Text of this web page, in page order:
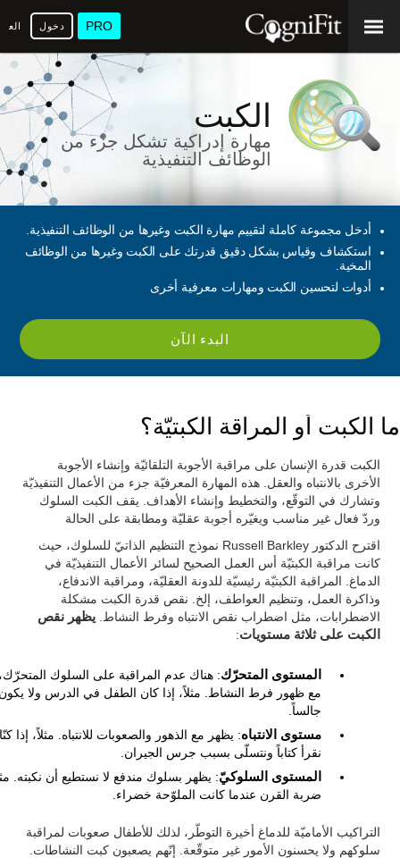
PRO دخول
الكبت
مهارة إدراكية تشكل جزء من
الوظائف التنفيذية
أدخل مجموعة كاملة لتقييم مهارة الكبت وغيرها من الوظائف التنفيذية.
استكشاف وقياس بشكل دقيق قدرتك على الكبت وغيرها من الوظائف
المخية.
أدوات لتحسين الكبت ومهارات معرفية أخرى
البدء الآن
ما الكبت أو المراقة الكبتيّة؟
الكبت قدرة الإنسان على مراقبة الأجوبة التلقائيّة وإنشاء الأجوبة
الأخرى بالانتباه والعقل. هذه المهارة المعرفيّة جزء من الأعمال التنفيذيّة
وتشارك في التوقّع، والتخطيط وإنشاء الأهداف. يقف الكبت السلوك
وردّ فعال غير مناسب ويغيّره أجوبة عقليّة ومطابقة على الحالة
اقترح الدكتور Russell Barkley نموذج التنظيم الذاتيّ للسلوك، حيث
كانت مراقبة الكبتيّة أس العمل الصحيح لسائر الأعمال التنفيذيّة في
الدماغ. المراقبة الكبتيّة رئيسيّة للدونة العقليّة، ومراقبة الاندفاع،
وذاكرة العمل، وتنظيم العواطف، إلخ. نقص قدرة الكبت مشكلة
الاضطرابات، مثل اضطراب نقص الانتباه وفرط النشاط.يظهر نقص
الكبت على ثلاثة مستويات:
المستوى المتحرّك: هناك عدم المراقبة على السلوك
مع ظهور فرط النشاط. مثلاً، إذا كان الطفل في الدرس ولا
جالساً.
مستوى الانتباه: يظهر مع الذهور والصعوبات للانتباه. مثلاً، إذا كنّا
نقرأ كتاباً ونتسلّى بسبب جرس الجيران.
المستوى السلوكيّ: يظهر بسلوك مندفع لا نستطيع أن نكبته.
ضربة القرن عندما كانت الملوّحة خضراء.
التراكيب الأماميّة للدماغ أخيرة التوطّر، لذلك للأطفال صعوبات لمراقبة
سلوكهم ولا يحسنون الأمور غير متوقّعة. إنّهم يصعبون كبت النشاطات.